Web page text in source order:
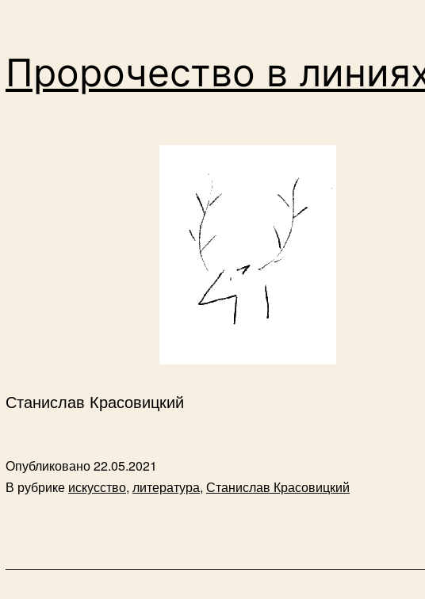
Пророчество в
Станислав Красовицкий
Опубликовано22.05.2021
В рубрике искусство, литература, Станислав Красовицкий